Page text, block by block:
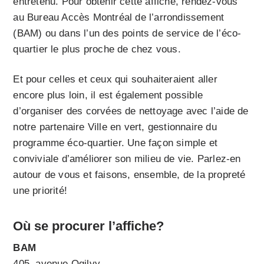
au Bureau Accès Montréal de l’arrondissement
(BAM) ou dans l’un des points de service de l’éco-
quartier le plus proche de chez vous.
Et pour celles et ceux qui souhaiteraient aller
encore plus loin, il est également possible
d’organiser des corvées de nettoyage avec l’aide de
notre partenaire Ville en vert, gestionnaire du
programme éco-quartier. Une façon simple et
conviviale d’améliorer son milieu de vie. Parlez-en
autour de vous et faisons, ensemble, de la propreté
une priorité!
Où se procurer l’affiche?
BAM